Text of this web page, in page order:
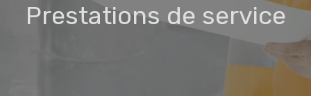
Prestations de service